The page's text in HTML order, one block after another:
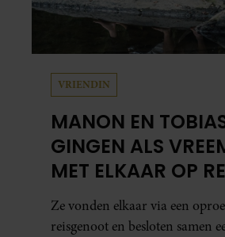
VRIENDIN
MANON EN
GINGEN ALS
MET ELKAAR OP
ZIJN NU EEN STEL:
NOG: DIT WORDT
Ze vonden elkaar via een
reisgenoot en besloten samen